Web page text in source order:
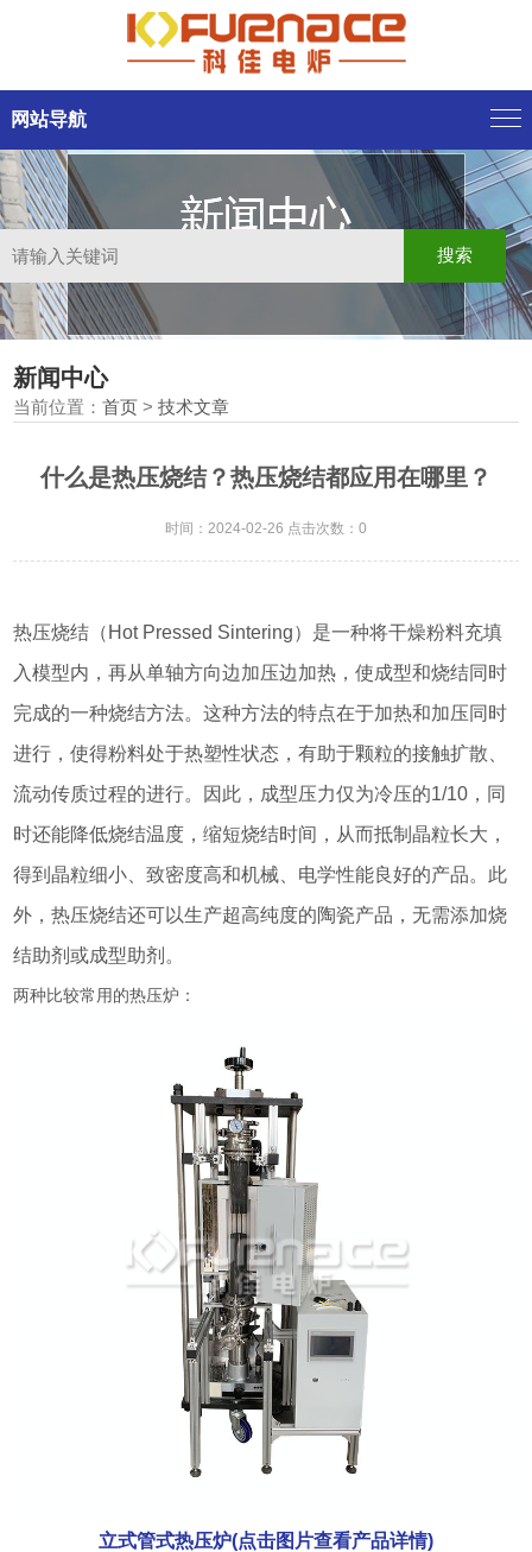
网站导航
新闻中心
当前位置：首页 >技术文章
什么是热压烧结？热压烧结都应用在哪里？
时间：2024-02-26 点击次数：0
热压烧结（Hot Pressed Sintering）是一种将干燥粉料充填
入模型内，再从单轴方向边加压边加热，使成型和烧结同时
完成的一种烧结方法。这种方法的特点在于加热和加压同时
进行，使得粉料处于热塑性状态，有助于颗粒的接触扩散、
流动传质过程的进行。因此，成型压力仅为冷压的1/10，同
时还能降低烧结温度，缩短烧结时间，从而抵制晶粒长大，
得到晶粒细小、致密度高和机械、电学性能良好的产品。此
外，热压烧结还可以生产超高纯度的陶瓷产品，无需添加烧
结助剂或成型助剂。
两种比较常用的热压炉：
立式管式热压炉(点击图片查看产品详情)